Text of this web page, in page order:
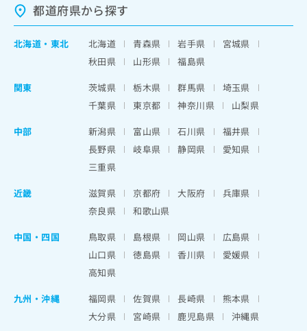
都道府県から探す
北海道 ・ 東北 北海道 青森県 岩手県
宮城県
秋田県
山形県
福島県
関東
茨城県 栃木県 群馬県
埼玉県
千葉県
東京都 神奈川県
山梨県
中部
新潟県 富山県 石川県
福井県
長野県
岐阜県 静岡県
愛知県
三重県
近畿
滋賀県 京都府 大阪府
兵庫県
奈良県
和歌山県
中国・四国
鳥取県 島根県 岡山県
広島県
山口県
徳島県 香川県
愛媛県
高知県
九州・沖縄
福岡県 佐賀県 長崎県
熊本県
大分県
宮崎県 鹿児島県 沖縄県